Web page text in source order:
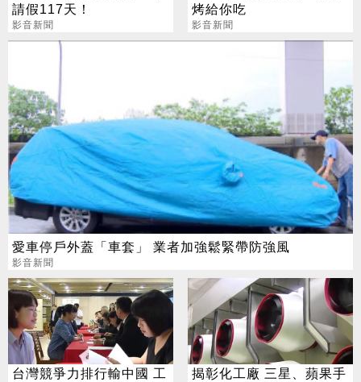
請假117天！
影音新聞
烤給你吃
影音新聞
愛車停戶外蓋「車套」 業者加強鬆緊帶防強風
影音新聞
台灣競爭力排行輸中國 工
揭彰化工廠 三星、蘋果手